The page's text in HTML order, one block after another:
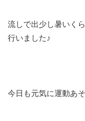
流しで出少し暑いく
行いました♪
今日も元気に運動あ